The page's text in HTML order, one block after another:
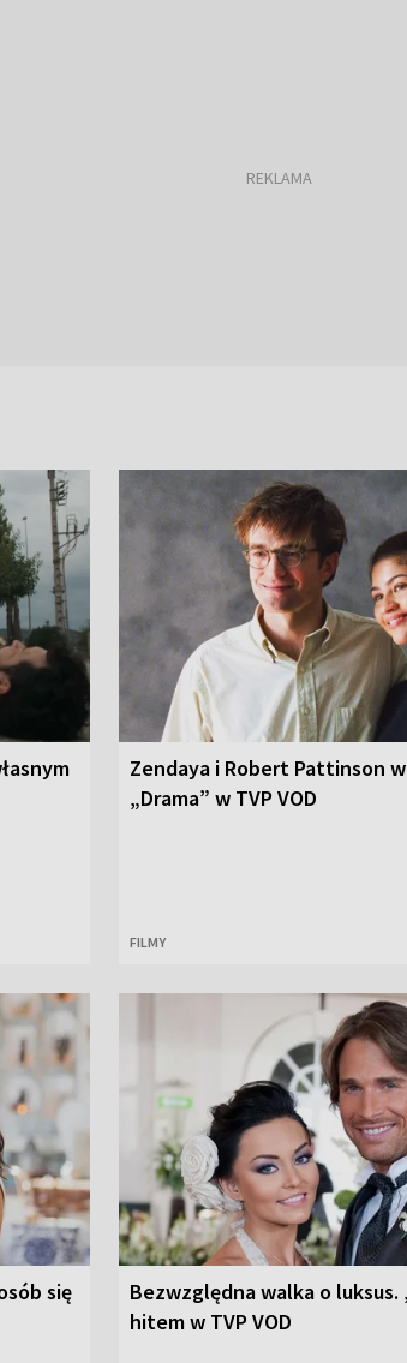
Zendaya i Robert Pattinson
„Drama” w TVP VOD
FILMY
się
Bezwzględna walka o luksus.
hitem w TVP VOD